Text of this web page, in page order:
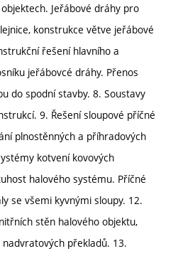
Jeřábové dráhy pro
konstrukce větve jeřábové
řešení hlavního a
jeřábovcé dráhy. Přenos
do spodní stavby. 8. Soustavy
9. Řešení sloupové příčné
plnostěnných a příhradových
kotvení kovových
halového systému. Příčné
se všemi kyvnými sloupy. 12.
stěn halového objektu,
překladů. 13.